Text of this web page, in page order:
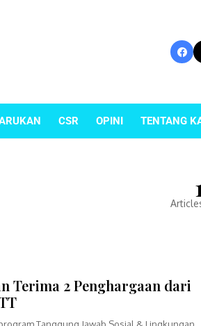
CSR OPINI TENTANG
1
Terima 2 Penghargaan dari